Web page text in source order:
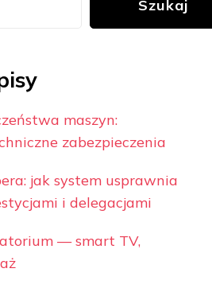
Szukaj
maszyn:
zabezpieczenia
jak system usprawnia
i delegacjami
— smart TV,